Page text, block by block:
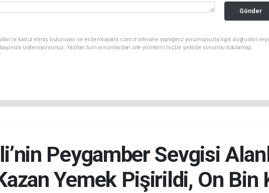
Gönder
kabul etmiş bulunuyor ve erdemliajans.com.tr sitesine yaptığınız yorumunuzla ilgili doğrudan veya
üstleniyorsunuz. Yazılan tüm yorumlardan site yönetimi hiçbir şekilde sorumlu tutulamaz.
Peygamber Sevgisi
Yemek Pişirildi, On Bin